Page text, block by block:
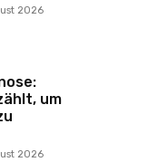
2026
um
2026